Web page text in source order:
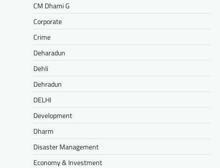
CM Dhami G
Corporate
Crime
Deharadun
Dehli
Dehradun
DELHI
Development
Dharm
Disaster Management
Economy & Investment